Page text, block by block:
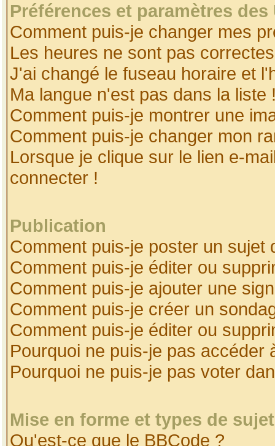
Préférences et paramètres
Comment puis-je changer mes
Les heures ne sont pas
J'ai changé le fuseau horaire et
Ma langue n'est pas dans la liste
Comment puis-je montrer une
Comment puis-je changer mon
Lorsque je clique sur le lien e-
connecter !
Publication
Comment puis-je poster un sujet
Comment puis-je éditer ou
Comment puis-je ajouter une
Comment puis-je créer un
Comment puis-je éditer ou
Pourquoi ne puis-je pas accéder
Pourquoi ne puis-je pas voter
Mise en forme et types de
Qu'est-ce que le BBCode ?